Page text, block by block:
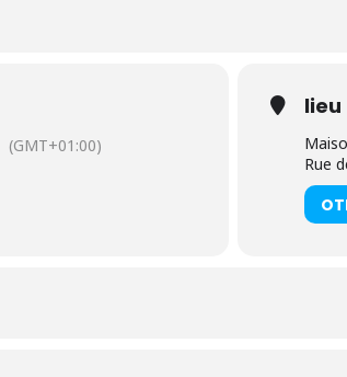
(GMT+01:00)
lieu
Rue